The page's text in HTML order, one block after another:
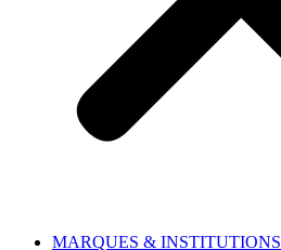
MARQUES & INSTITUTIONS